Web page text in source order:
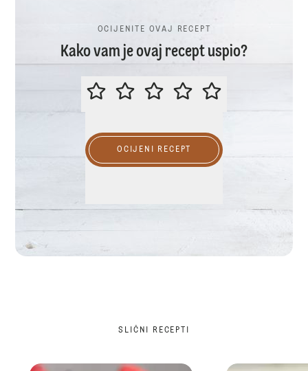
OCIJENITE OVAJ RECEPT
Kako vam je ovaj recept uspio?
OCIJENITE OVAJ RECEPT
OCIJENI RECEPT
SLIČNI RECEPTI